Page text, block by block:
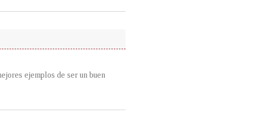
ejemplos de ser un buen